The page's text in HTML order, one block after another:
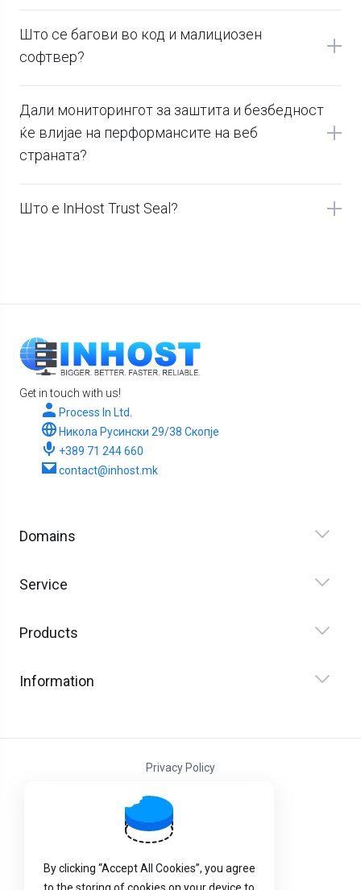
Што се багови во код и малициозен
софтвер?
Дали мониторингот за заштита и безбедност
ќе влијае на перформансите на веб
страната?
Што е InHost Trust Seal?
Get in touch with us!
Process In Ltd.
Никола Русински 29/38 Скопје
+389 71 244 660
contact@inhost.mk
Domains
Service
Products
Information
Privacy Policy
Terms and Conditions
By clicking “Accept All Cookies”, you agree